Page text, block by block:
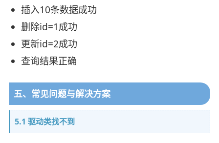
插入10条数据成功
删除id=1成功
更新id=2成功
查询结果正确
五、常见问题与解决方案
5.1 驱动类找不到